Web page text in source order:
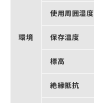
環境
使用周囲湿度
保存温度
標高
絶縁抵抗